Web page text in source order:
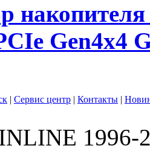
Gen4х4
| Сервис центр | Контакты |
1996-